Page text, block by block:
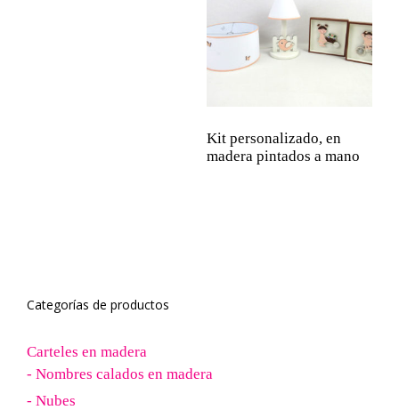
Kit personalizado, en
madera pintados a mano
Categorías de productos
Carteles en madera
- Nombres calados en madera
- Nubes